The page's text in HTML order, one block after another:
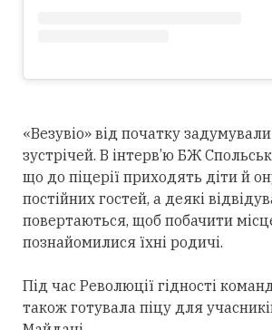
«Везувіо» від початку
зустрічей. В інтерв’ю БЖ
що до піцерії приходять діти й
постійних гостей, а деякі
повертаються, щоб побачити
познайомилися їхні родичі.
Під час Революції гідності
також готувала піцу для